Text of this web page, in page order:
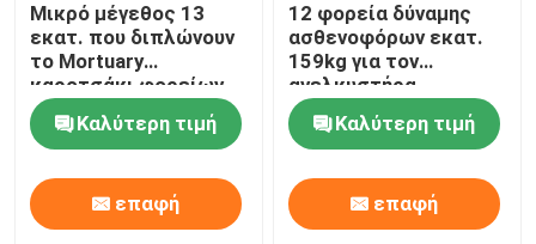
Μικρό μέγεθος 13
εκατ. που διπλώνουν
το Mortuary
καροτσάκι φορείων
Καλύτερη τιμή
επαφή
12 φορεία δύναμης
ασθενοφόρων εκατ.
159kg για τον
ανελκυστήρα
ασθενοφόρων για την
περιποίηση κανενός
διπλώματος
Καλύτερη τιμή
επαφή